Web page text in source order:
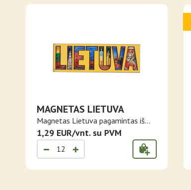
MAGNETAS LIETUVA
Magnetas Lietuva pagamintas iš
MDF plo..
1,29 EUR/vnt. su PVM